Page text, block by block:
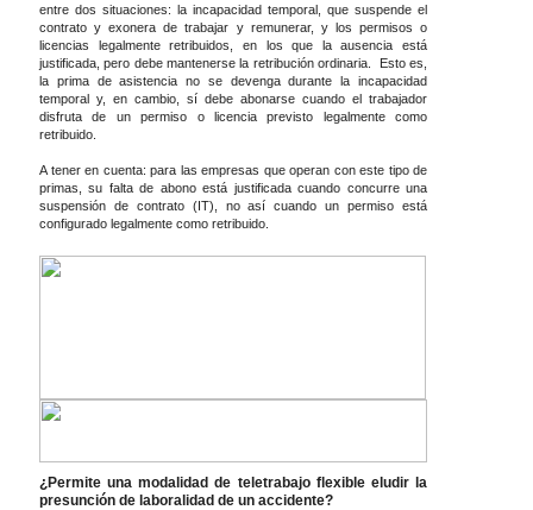
entre dos situaciones: la incapacidad temporal, que suspende el
contrato y exonera de trabajar y remunerar, y los permisos o
licencias legalmente retribuidos, en los que la ausencia está
justificada, pero debe mantenerse la retribución ordinaria. Esto es,
la prima de asistencia no se devenga durante la incapacidad
temporal y, en cambio, sí debe abonarse cuando el trabajador
disfruta de un permiso o licencia previsto legalmente como
retribuido.
A tener en cuenta: para las empresas que operan con este tipo de
primas, su falta de abono está justificada cuando concurre una
suspensión de contrato (IT), no así cuando un permiso está
configurado legalmente como retribuido.
¿Permite una modalidad de teletrabajo flexible eludir la
presunción de laboralidad de un accidente?